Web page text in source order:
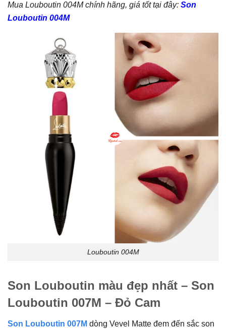
Mua Louboutin 004M chính hãng, giá tốt tại đây: Son
Louboutin 004M
Louboutin 004M
Son Louboutin màu đẹp nhất – Son
Louboutin 007M – Đỏ Cam
Son Louboutin 007M dòng Vevel Matte đem đến sắc son